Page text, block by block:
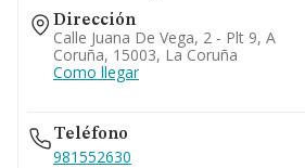
Dirección
Calle Juana De Vega, 2 - Plt 9, A
Coruña, 15003, La Coruña
Como llegar
Teléfono
981552630